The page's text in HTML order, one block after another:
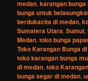
medan,karangan
bunga untuk
berdukacita di medan,
Sumatera Utara,Sumut,
Medan,toko bunga
Toko Karangan Bunga
toko karangan bunga
di medan,toko
bunga segar di medan,